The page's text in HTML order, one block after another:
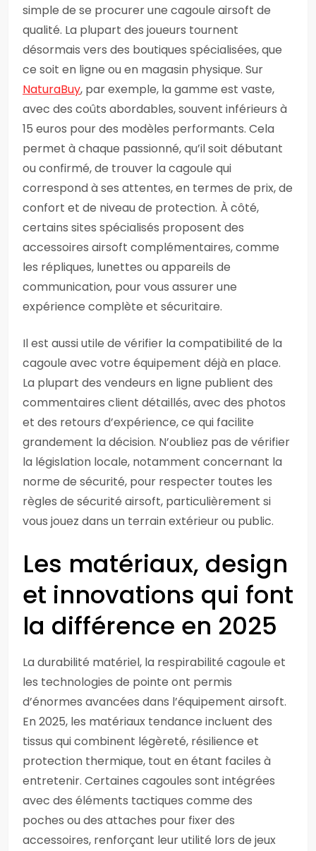
simple de se procurer une cagoule airsoft de
qualité. La plupart des joueurs tournent
désormais vers des boutiques spécialisées, que
ce soit en ligne ou en magasin physique. Sur
NaturaBuy, par exemple, la gamme est vaste,
avec des coûts abordables, souvent inférieurs à
15 euros pour des modèles performants. Cela
permet à chaque passionné, qu’il soit débutant
ou confirmé, de trouver la cagoule qui
correspond à ses attentes, en termes de prix, de
confort et de niveau de protection. À côté,
certains sites spécialisés proposent des
accessoires airsoft complémentaires, comme
les répliques, lunettes ou appareils de
communication, pour vous assurer une
expérience complète et sécuritaire.
Il est aussi utile de vérifier la compatibilité de la
cagoule avec votre équipement déjà en place.
La plupart des vendeurs en ligne publient des
commentaires client détaillés, avec des photos
et des retours d’expérience, ce qui facilite
grandement la décision. N’oubliez pas de vérifier
la législation locale, notamment concernant la
norme de sécurité, pour respecter toutes les
règles de sécurité airsoft, particulièrement si
vous jouez dans un terrain extérieur ou public.
Les matériaux, design
et innovations qui font
la différence en 2025
La durabilité matériel, la respirabilité cagoule et
les technologies de pointe ont permis
d’énormes avancées dans l’équipement airsoft.
En 2025, les matériaux tendance incluent des
tissus qui combinent légèreté, résilience et
protection thermique, tout en étant faciles à
entretenir. Certaines cagoules sont intégrées
avec des éléments tactiques comme des
poches ou des attaches pour fixer des
accessoires, renforçant leur utilité lors de jeux